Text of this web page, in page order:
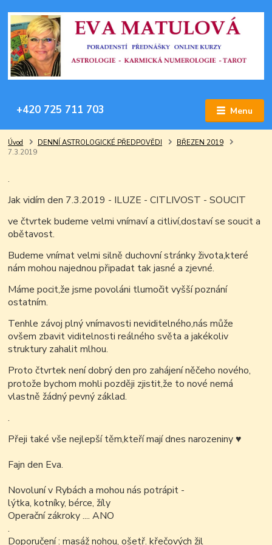
Menu
+420 725 711 703
Úvod DENNÍ ASTROLOGICKÉ PŘEDPOVĚDI
BŘEZEN 2019
7.3.2019
.
Jak vidím den 7.3.2019 - ILUZE - CITLIVOST - SOUCIT
ve čtvrtek budeme velmi vnímaví a citliví,dostaví se soucit a
obětavost.
Budeme vnímat velmi silně duchovní stránky života,které
nám mohou najednou připadat tak jasné a zjevné.
Máme pocit,že jsme povoláni tlumočit vyšší poznání
ostatním.
Tenhle závoj plný vnímavosti neviditelného,nás může
ovšem zbavit viditelnosti reálného světa a jakékoliv
struktury zahalit mlhou.
Proto čtvrtek není dobrý den pro zahájení něčeho nového,
protože bychom mohli později zjistit,že to nové nemá
vlastně žádný pevný základ.
.
Přeji také vše nejlepší těm,kteří mají dnes narozeniny♥
Fajn den Eva.
Novoluní v Rybách a mohou nás potrápit -
lýtka, kotníky, bérce, žíly
Operační zákroky .... ANO
.
Doporučení : masáž nohou, ošetř. křečových žil